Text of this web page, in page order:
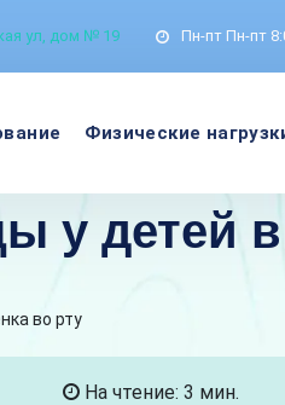
ул, дом № 19 Пн-пт Пн-пт
Физические
у детей в
во рту
На чтение: 3 мин.